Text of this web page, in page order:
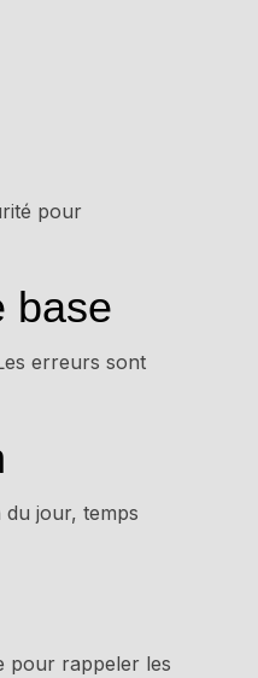
pour
base
erreurs sont
jour, temps
pour rappeler les